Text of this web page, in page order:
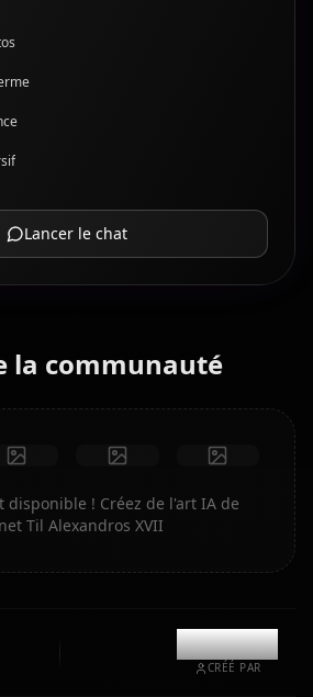
Lancer le chat
la communauté
disponible ! Créez de l'art IA de
Til Alexandros XVII
@kanashi
CRÉÉ PAR